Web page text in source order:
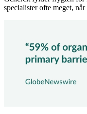
specialister ofte meget,